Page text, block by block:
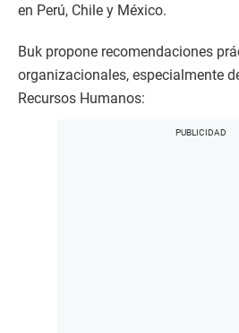
en Perú, Chile y México.
Buk propone recomendaciones
organizacionales, especialmente
Recursos Humanos: